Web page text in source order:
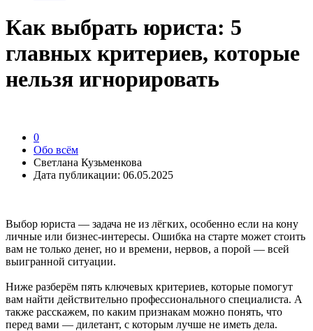
Как выбрать юриста: 5
главных критериев, которые
нельзя игнорировать
0
Обо всём
Светлана Кузьменкова
Дата публикации: 06.05.2025
Выбор юриста — задача не из лёгких, особенно если на кону
личные или бизнес-интересы. Ошибка на старте может стоить
вам не только денег, но и времени, нервов, а порой — всей
выигранной ситуации.
Ниже разберём пять ключевых критериев, которые помогут
вам найти действительно профессионального специалиста. А
также расскажем, по каким признакам можно понять, что
перед вами — дилетант, с которым лучше не иметь дела.